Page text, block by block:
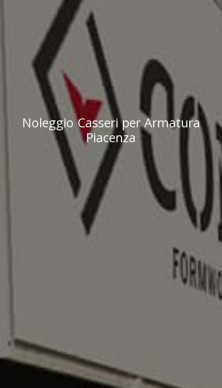
Noleggio Casseri per Armatura
Piacenza